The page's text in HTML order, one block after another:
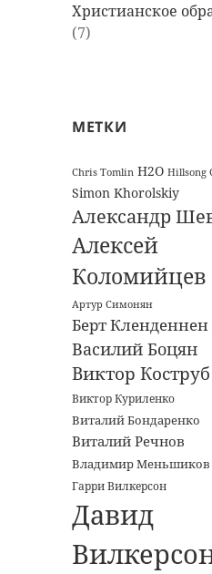
Христианское
(7)
МЕТКИ
Chris Tomlin H2O Hillsong
Simon Khorolskiy
Александр
Алексей
Коломийцев
Артур Симонян
Берт Кленденнен
Василий Боцян
Виктор Коструб
Виктор Куриленко
Виталий Бондаренко
Виталий Речнов
Владимир Меньшиков
Гарри Вилкерсон
Давид